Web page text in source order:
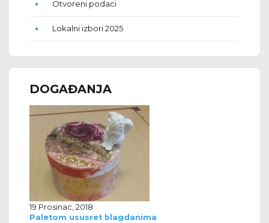
Otvoreni podaci
Lokalni izbori 2025
DOGAĐANJA
19 Prosinac, 2018
Paletom ususret blagdanima